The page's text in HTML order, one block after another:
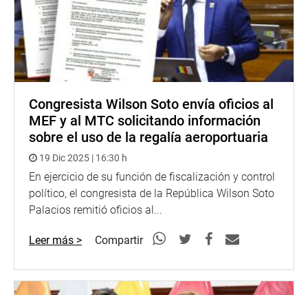
Congresista Wilson Soto envía oficios al
MEF y al MTC solicitando información
sobre el uso de la regalía aeroportuaria
19 Dic 2025 | 16:30 h
En ejercicio de su función de fiscalización y control
político, el congresista de la República Wilson Soto
Palacios remitió oficios al...
Leer más > Compartir